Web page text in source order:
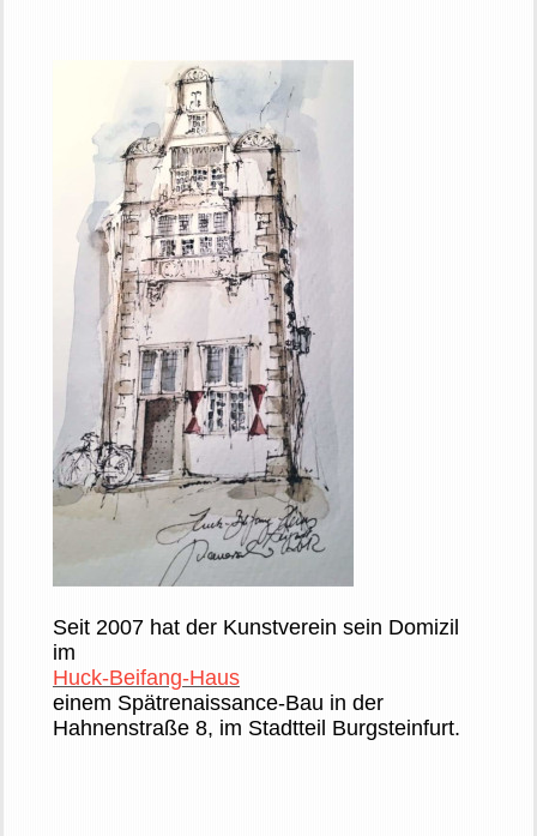
Seit 2007 hat der Kunstverein sein Domizil
im
Huck-Beifang-Haus
einem Spätrenaissance-Bau in der
Hahnenstraße 8, im Stadtteil Burgsteinfurt.